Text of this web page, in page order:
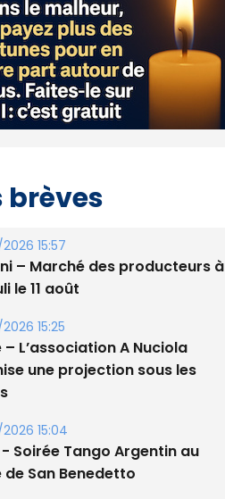
brèves
15:57
– Marché des producteurs à
le 11 août
15:25
L’association A Nuciola
une projection sous les
15:04
Soirée Tango Argentin au
San Benedetto